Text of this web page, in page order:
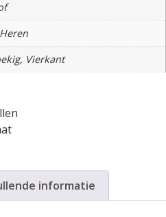
Vierkant
informatie